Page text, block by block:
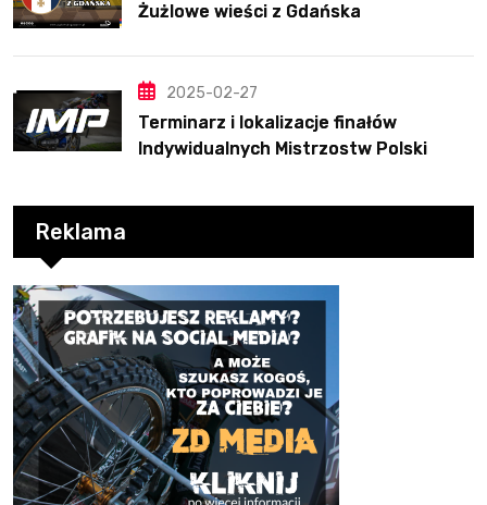
Żużlowe wieści z Gdańska
2025-02-27
Terminarz i lokalizacje finałów
Indywidualnych Mistrzostw Polski
Reklama